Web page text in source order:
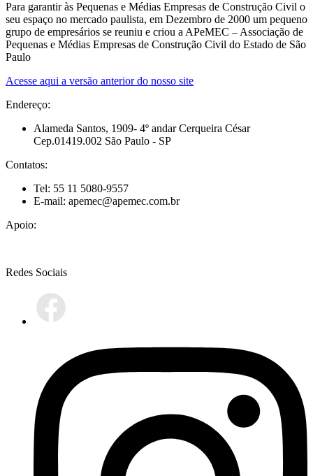
Para garantir às Pequenas e Médias Empresas de Construção Civil o
seu espaço no mercado paulista, em Dezembro de 2000 um pequeno
grupo de empresários se reuniu e criou a APeMEC – Associação de
Pequenas e Médias Empresas de Construção Civil do Estado de São
Paulo
Acesse aqui a versão anterior do nosso site
Endereço:
Alameda Santos, 1909- 4º andar Cerqueira César
Cep.01419.002 São Paulo - SP
Contatos:
Tel: 55 11 5080-9557
E-mail: apemec@apemec.com.br
Apoio:
Redes Sociais